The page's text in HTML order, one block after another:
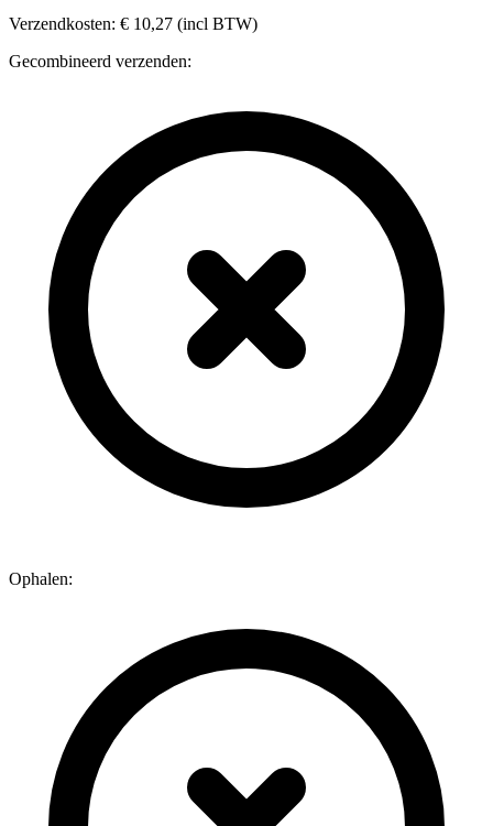
Verzendkosten: € 10,27 (incl BTW)
Gecombineerd verzenden:
Ophalen: